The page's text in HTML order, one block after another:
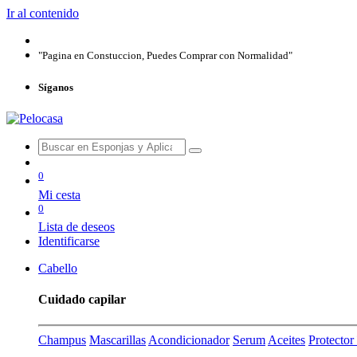
Ir al contenido
"Pagina en Constuccion, Puedes Comprar con Normalidad"
Síganos
0
Mi cesta
0
Lista de deseos
Identificarse
Cabello
Cuidado capilar
Champus Mascarillas Acondicionador Serum Aceites